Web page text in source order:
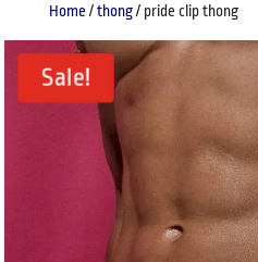
Home /thong/ pride clip thong
Sale!